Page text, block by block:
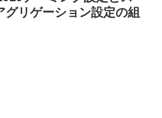
グリゲーション設定の組